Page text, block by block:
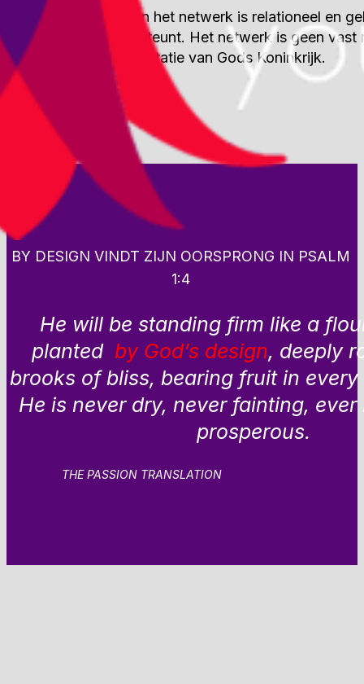
De verbinding binnen het netwerk is relationeel en
en voortgang ondersteunt. Het netwerk is geen
bouwt aan de manifestatie van Gods Koninkrijk.
BY DESIGN VINDT ZIJN OORSPRONG IN PSALM
1:4
He will be standing firm like a
planted by God’s design, deeply
brooks of bliss, bearing fruit in
He is never dry, never fainting, ever
prosperous.
THE PASSION TRANSLATION